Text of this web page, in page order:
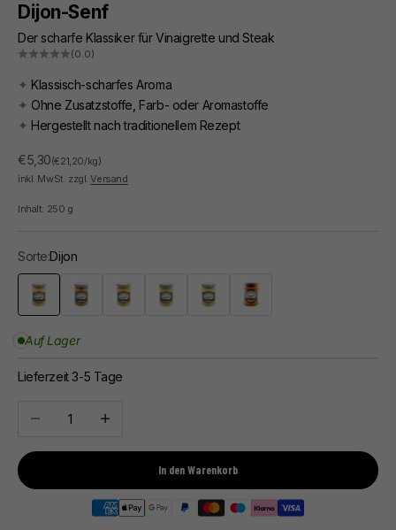
Dijon-Senf
Der scharfe Klassiker für Vinaigrette und Steak
(0.0)
✦ Klassisch-scharfes Aroma
✦ Ohne Zusatzstoffe, Farb- oder Aromastoffe
✦ Hergestellt nach traditionellem Rezept
Angebot
€5,30(€21,20/kg)
inkl. MwSt. zzgl.Versand
Inhalt: 250 g
Sorte:Dijon
Dijon
Ganze Körner
Honig Estragon Kräuter der Provence
Piment d'Espelette
Auf Lager
Lieferzeit 3-5 Tage
Anzahl verringernAnzahl erhöhen
In den Warenkorb